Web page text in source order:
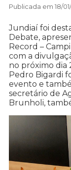
Publicada em 18/01/
Jundiaí foi
Debate,
Record –
com a
no próximo dia
Pedro Bigardi
evento e
secretário de
Brunholi,